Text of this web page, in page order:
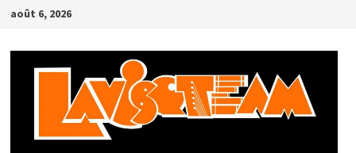
Passer
contenu
août 6, 2026